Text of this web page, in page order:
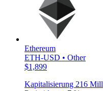
Ethereum
ETH-USD • Other
$1,899
Kapitalisierung 216